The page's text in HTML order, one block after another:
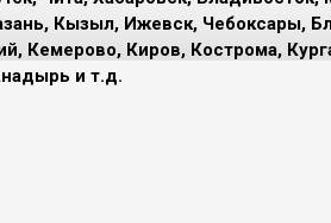
Кызыл, Ижевск, Чебоксары,
Кемерово, Киров, Кострома,
и т.д.